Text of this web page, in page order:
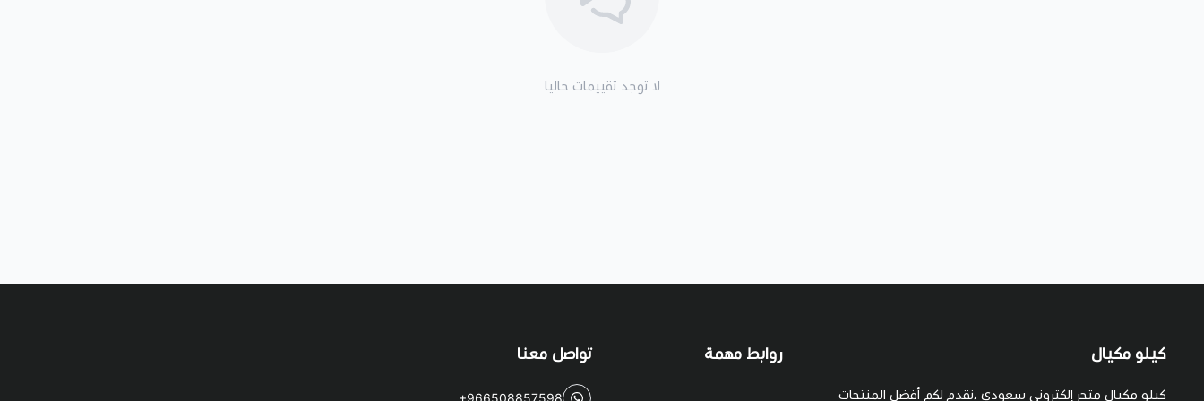
لا توجد تقييمات حاليا
كيلو مكيال
كيلو مكيال متجر إلكتروني سعودي ،نقدم لكم أفضل المنتجات
روابط مهمة تواصل معنا